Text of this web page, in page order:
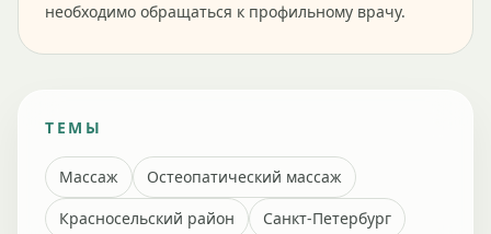
необходимо обращаться к профильному врачу.
ТЕМЫ
Массаж
Остеопатический массаж
Красносельский район
Санкт-Петербург